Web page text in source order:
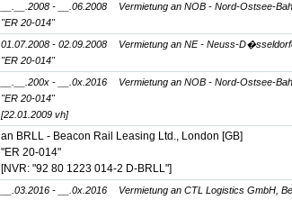
__.__.2008 - __.06.2008
Vermietung an NOB - Nord-Ostsee-
"ER 20-014"
01.07.2008 - 02.09.2008
Vermietung an NE - Neuss-
"ER 20-014"
__.__.200x - __.0x.2016
Vermietung an NOB - Nord-Ostsee-
"ER 20-014"
[22.01.2009 vh]
an BRLL - Beacon Rail Leasing Ltd., London [GB]
"ER 20-014"
[NVR: "92 80 1223 014-2 D-BRLL"]
__.03.2016 - __.0x.2016
Vermietung an CTL Logistics GmbH,